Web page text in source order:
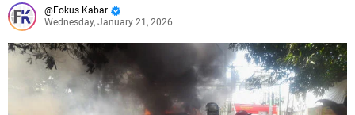
Fokus Kabar
Wednesday, January 21, 2026